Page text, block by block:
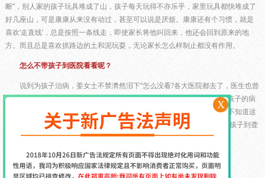
断”，别人家的孩子玩具堆成了山，孩子每天玩得不亦乐乎，家里玩具都快堆成了
好几座山，可是康康从来没有动过，甚至可以说是厌烦。康康还有个习惯，就是
喜欢‘走直线’，总是按照一条线走，即使家长将他叫回来，他还会回到原来的地
方。而且总是喜欢抓路边的土和泥玩耍，无论家长怎么样制止都没有作用。
怎么不带孩子到医院看看呢？
说到为孩子治病，姜女士不禁潸然泪下“怎么没看?各大医院都去了，医生也曾
经给孩子开了不少药，可是都没有用啊!家里的积蓄已经少之又少，可这孩子的病
却不见好。”为此孩子的爷爷和奶奶都急得病倒了，老人天天以泪洗面，不知道这
孩子还能不能好？如今孩子都7岁了，到了上学的年纪，家人正在考虑送孩子到聋
哑学校上学。
经颅磁刺激仪治好了孩子的病
X